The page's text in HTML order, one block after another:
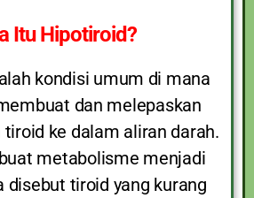
Itu Hipotiroid?
kondisi umum di mana
dan melepaskan
ke dalam aliran darah.
metabolisme menjadi
disebut tiroid yang kurang